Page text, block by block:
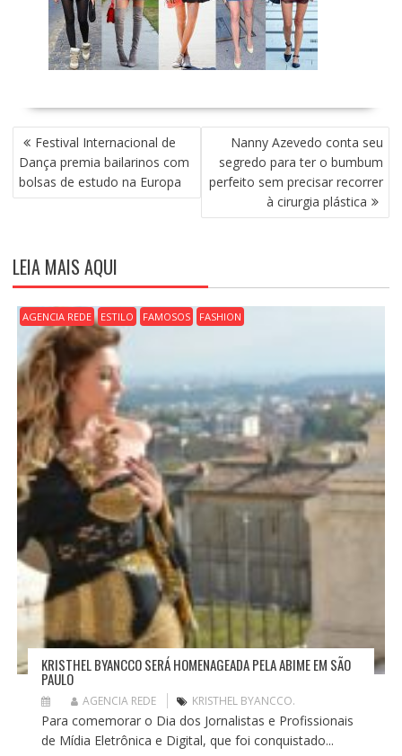
N
A
V
E
Ç
Ã
O
D
P
O
S
T
Festival Internacional de
Dança premia bailarinos com
bolsas de estudo na Europa
Nanny Azevedo conta seu
segredo para ter o bumbum
perfeito sem precisar recorrer
à cirurgia plástica
LEIA MAIS AQUI
AGENCIA REDE ESTILO FAMOSOS FASHION
KRISTHEL BYANCCO SERÁ HOMENAGEADA PELA ABIME EM SÃO
PAULO
AGENCIA REDE KRISTHEL BYANCCO.
Para comemorar o Dia dos Jornalistas e Profissionais
de Mídia Eletrônica e Digital, que foi conquistado...